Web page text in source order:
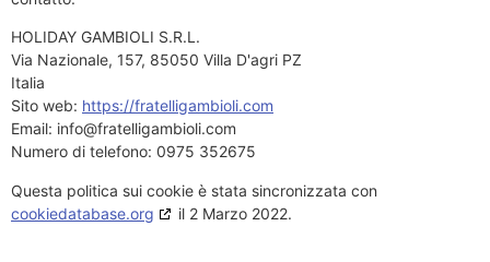
HOLIDAY GAMBIOLI S.R.L.
Via Nazionale, 157, 85050 Villa D'agri PZ
Italia
Sito web: https://fratelligambioli.com
Email: info@fratelligambioli.com
Numero di telefono: 0975 352675
Questa politica sui cookie è stata sincronizzata con
cookiedatabase.org
il 2 Marzo 2022.